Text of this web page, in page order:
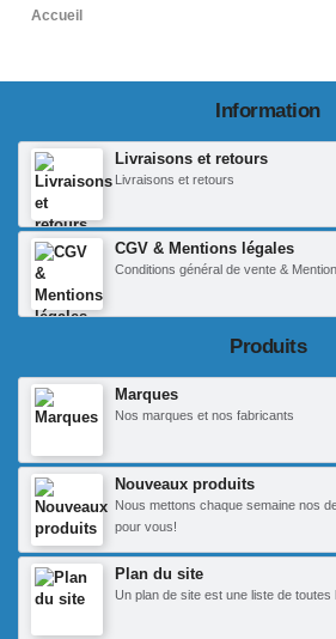
Accueil
Information
Livraisons et retours
Livraisons et retours
CGV & Mentions légales
Conditions général de vente &
Produits
Marques
Nos marques et nos fabricants
Nouveaux produits
Nous mettons chaque semaine nos
pour vous!
Plan du site
Un plan de site est une liste de toutes